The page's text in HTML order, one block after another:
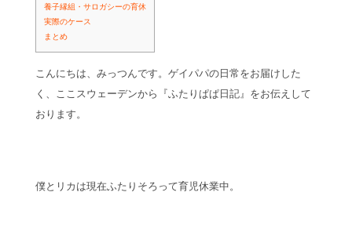
養子縁組・サロガシーの育休
実際のケース
まとめ
こんにちは、みっつんです。ゲイパパの日常をお届けした
く、ここスウェーデンから『ふたりぱぱ日記』をお伝えして
おります。
僕とリカは現在ふたりそろって育児休業中。